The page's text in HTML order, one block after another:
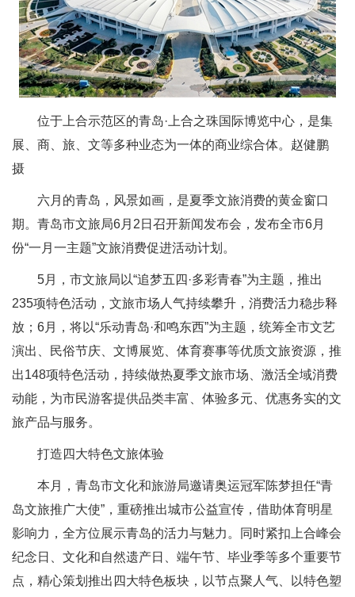
位于上合示范区的青岛·上合之珠国际博览中心，是集
展、商、旅、文等多种业态为一体的商业综合体。赵健鹏
摄
六月的青岛，风景如画，是夏季文旅消费的黄金窗口
期。青岛市文旅局6月2日召开新闻发布会，发布全市6月
份“一月一主题”文旅消费促进活动计划。
5月，市文旅局以“追梦五四·多彩青春”为主题，推出
235项特色活动，文旅市场人气持续攀升，消费活力稳步释
放；6月，将以“乐动青岛·和鸣东西”为主题，统筹全市文艺
演出、民俗节庆、文博展览、体育赛事等优质文旅资源，推
出148项特色活动，持续做热夏季文旅市场、激活全域消费
动能，为市民游客提供品类丰富、体验多元、优惠务实的文
旅产品与服务。
打造四大特色文旅体验
本月，青岛市文化和旅游局邀请奥运冠军陈梦担任“青
岛文旅推广大使”，重磅推出城市公益宣传，借助体育明星
影响力，全方位展示青岛的活力与魅力。同时紧扣上合峰会
纪念日、文化和自然遗产日、端午节、毕业季等多个重要节
点，精心策划推出四大特色板块，以节点聚人气、以特色塑